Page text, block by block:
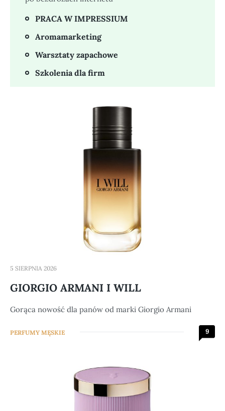
PRACA W IMPRESSIUM
Aromamarketing
Warsztaty zapachowe
Szkolenia dla firm
5 SIERPNIA 2026
GIORGIO ARMANI I WILL
Gorąca nowość dla panów od marki Giorgio Armani
PERFUMY MĘSKIE 9